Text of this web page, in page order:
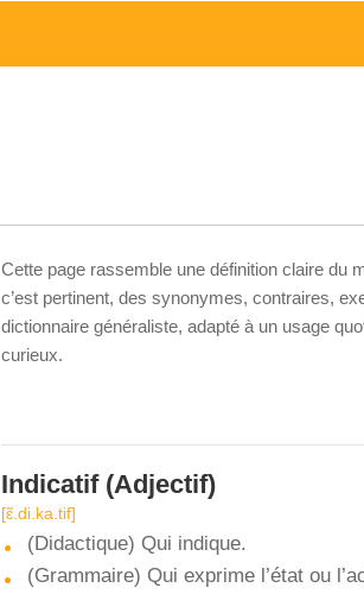
Cette page rassemble une définition claire du
c’est pertinent, des synonymes, contraires,
dictionnaire généraliste, adapté à un usage
curieux.
Indicatif(Adjectif)
[ɛ̃.di.ka.tif]
(Didactique) Qui indique.
(Grammaire) Qui exprime l’état ou